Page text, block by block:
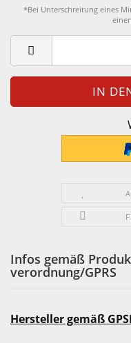
*Bei Unterschreitung eines
Infos gemäß
verordnung/GPRS
Hersteller gemäß